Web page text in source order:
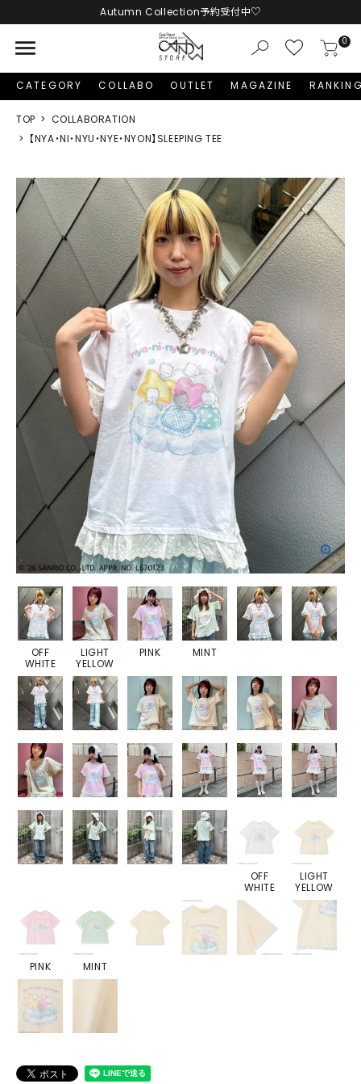
Autumn Collection予約受付中♡
LINE友だち追加 + ID連携で1,000円OFFクーポンプレゼント
新規会員登録で1,000円分のポイントプレゼント！
menu 0
CATEGORY COLLABO OUTLET MAGAZINE
TOP
COLLABORATION
【NYA・NI・NYU・NYE・NYON】SLEEPING TEE
OFF
WHITE
LIGHT
YELLOW
PINK MINT
OFF
WHITE
LIGHT
YELLOW
PINK MINT